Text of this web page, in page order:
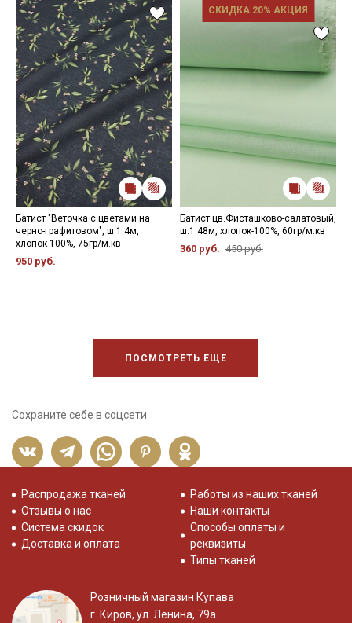
Батист "Веточка с цветами на
черно-графитовом", ш.1.4м,
хлопок-100%, 75гр/м.кв
950 руб.
СКИДКА 20% АКЦИЯ
Батист цв.Фисташково-салатовый,
ш.1.48м, хлопок-100%, 60гр/м.кв
360 руб. 450 руб.
ПОСМОТРЕТЬ ЕЩЕ
Сохраните себе в соцсети
Распродажа тканей
Отзывы о нас
Система скидок
Доставка и оплата
Работы из наших тканей
Наши контакты
Способы оплаты и
реквизиты
Типы тканей
Розничный магазин Купава
г. Киров, ул. Ленина, 79а